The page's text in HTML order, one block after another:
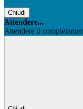
Chiudi
Attendere...
Attendere il